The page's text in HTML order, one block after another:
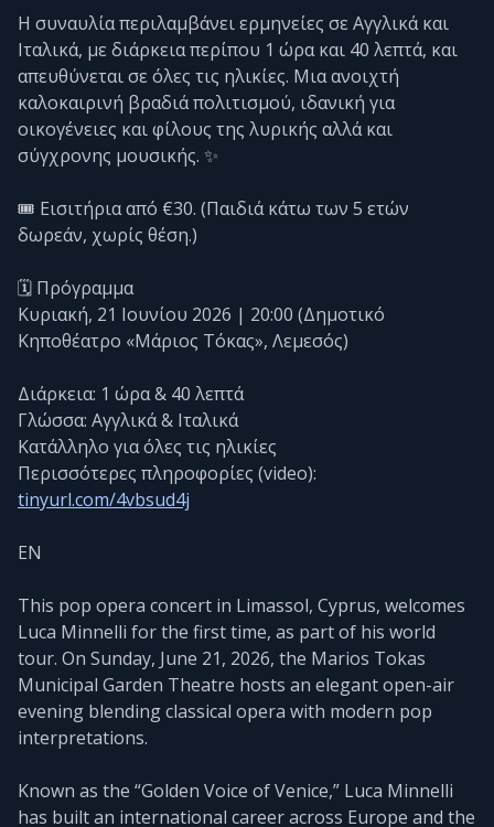
Η συναυλία περιλαμβάνει ερμηνείες σε Αγγλικά και
Ιταλικά, με διάρκεια περίπου 1 ώρα και 40 λεπτά, και
απευθύνεται σε όλες τις ηλικίες. Μια ανοιχτή
καλοκαιρινή βραδιά πολιτισμού, ιδανική για
οικογένειες και φίλους της λυρικής αλλά και
σύγχρονης μουσικής. ✨
🎟️ Εισιτήρια από €30. (Παιδιά κάτω των 5 ετών
δωρεάν, χωρίς θέση.)
🗓️ Πρόγραμμα
Κυριακή, 21 Ιουνίου 2026 | 20:00 (Δημοτικό
Κηποθέατρο «Μάριος Τόκας», Λεμεσός)
Διάρκεια: 1 ώρα & 40 λεπτά
Γλώσσα: Αγγλικά & Ιταλικά
Κατάλληλο για όλες τις ηλικίες
Περισσότερες πληροφορίες (video):
tinyurl.com/4vbsud4j
EN
This pop opera concert in Limassol, Cyprus, welcomes
Luca Minnelli for the first time, as part of his world
tour. On Sunday, June 21, 2026, the Marios Tokas
Municipal Garden Theatre hosts an elegant open-air
evening blending classical opera with modern pop
interpretations.
Known as the “Golden Voice of Venice,” Luca Minnelli
has built an international career across Europe and the